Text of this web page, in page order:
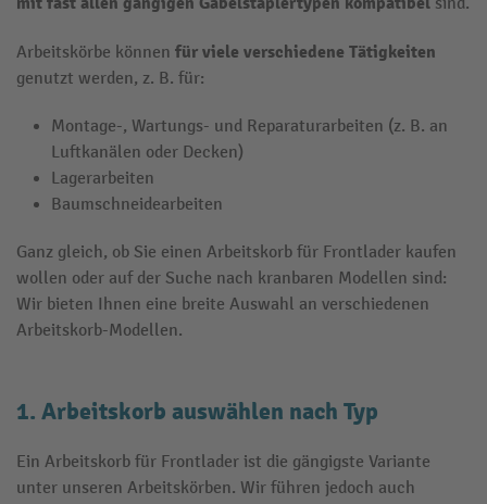
Arbeitskörbe können für viele verschiedene Tätigkeiten
genutzt werden, z. B. für:
Montage-, Wartungs- und Reparaturarbeiten (z. B. an
Luftkanälen oder Decken)
Lagerarbeiten
Baumschneidearbeiten
Ganz gleich, ob Sie einen Arbeitskorb für Frontlader kaufen
wollen oder auf der Suche nach kranbaren Modellen sind:
Wir bieten Ihnen eine breite Auswahl an verschiedenen
Arbeitskorb-Modellen.
1. Arbeitskorb auswählen nach Typ
Ein Arbeitskorb für Frontlader ist die gängigste Variante
unter unseren Arbeitskörben. Wir führen jedoch auch